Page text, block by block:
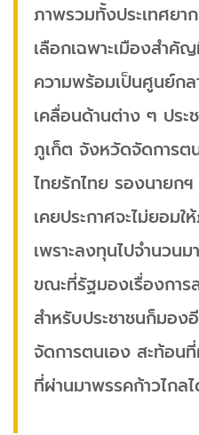
ภาพรวมทั้งประเทศย
เลือกเฉพาะเมืองสำ
ความพร้อมเป็นศูนย์ก
เคลื่อนด้านต่าง ๆ ประ
ภูเก็ต จังหวัดจัดการต
ไทยรักไทย รองนาย
เคยประกาศจะไม่ยอม
เพราะลงทุนไปจำนวน
ขณะที่รัฐมองเรื่องกา
สำหรับประชาชนก็มอง
จัดการตนเอง สะท้อน
ที่ผ่านมาพรรคก้าวไกล